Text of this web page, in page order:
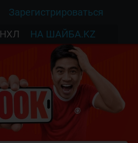
Зарегистрироваться
НХЛ НА ШАЙБА.KZ